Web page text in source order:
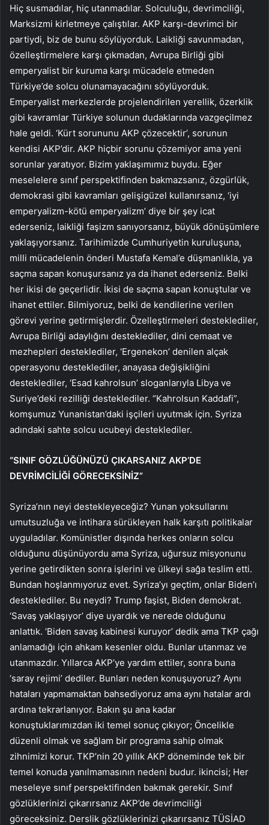
Hiç susmadılar, hiç utanmadılar. Solculuğu, devrimciliği,
Marksizmi kirletmeye çalıştılar. AKP karşı-devrimci bir
partiydi, biz de bunu söylüyorduk. Laikliği savunmadan,
özelleştirmelere karşı çıkmadan, Avrupa Birliği gibi
emperyalist bir kuruma karşı mücadele etmeden
Türkiye’de solcu olunamayacağını söylüyorduk.
Emperyalist merkezlerde projelendirilen yerellik, özerklik
gibi kavramlar Türkiye solunun dudaklarında vazgeçilmez
hale geldi. ‘Kürt sorununu AKP çözecektir’, sorunun
kendisi AKP’dir. AKP hiçbir sorunu çözemiyor ama yeni
sorunlar yaratıyor. Bizim yaklaşımımız buydu. Eğer
meselelere sınıf perspektifinden bakmazsanız, özgürlük,
demokrasi gibi kavramları gelişigüzel kullanırsanız, ‘iyi
emperyalizm-kötü emperyalizm’ diye bir şey icat
ederseniz, laikliği faşizm sanıyorsanız, büyük dönüşümlere
yaklaşıyorsanız. Tarihimizde Cumhuriyetin kuruluşuna,
milli mücadelenin önderi Mustafa Kemal’e düşmanlıkla, ya
saçma sapan konuşursanız ya da ihanet ederseniz. Belki
her ikisi de geçerlidir. İkisi de saçma sapan konuştular ve
ihanet ettiler. Bilmiyoruz, belki de kendilerine verilen
görevi yerine getirmişlerdir. Özelleştirmeleri desteklediler,
Avrupa Birliği adaylığını desteklediler, dini cemaat ve
mezhepleri desteklediler, ‘Ergenekon’ denilen alçak
operasyonu desteklediler, anayasa değişikliğini
desteklediler, ‘Esad kahrolsun’ sloganlarıyla Libya ve
Suriye’deki rezilliği desteklediler. “Kahrolsun Kaddafi”,
komşumuz Yunanistan’daki işçileri uyutmak için. Syriza
adındaki sahte solcu ucubeyi desteklediler.
“SINIF GÖZLÜĞÜNÜZÜ ÇIKARSANIZ AKP’DE
DEVRİMCİLİĞİ GÖRECEKSİNİZ”
Syriza’nın neyi destekleyeceğiz? Yunan yoksullarını
umutsuzluğa ve intihara sürükleyen halk karşıtı politikalar
uyguladılar. Komünistler dışında herkes onların solcu
olduğunu düşünüyordu ama Syriza, uğursuz misyonunu
yerine getirdikten sonra işlerini ve ülkeyi sağa teslim etti.
Bundan hoşlanmıyoruz evet. Syriza’yı geçtim, onlar Biden’ı
desteklediler. Bu neydi? Trump faşist, Biden demokrat.
‘Savaş yaklaşıyor’ diye uyardık ve nerede olduğunu
anlattık. ‘Biden savaş kabinesi kuruyor’ dedik ama TKP çağı
anlamadığı için ahkam kesenler oldu. Bunlar utanmaz ve
utanmazdır. Yıllarca AKP’ye yardım ettiler, sonra buna
‘saray rejimi’ dediler. Bunları neden konuşuyoruz? Aynı
hataları yapmamaktan bahsediyoruz ama aynı hatalar ardı
ardına tekrarlanıyor. Bakın şu ana kadar
konuştuklarımızdan iki temel sonuç çıkıyor; Öncelikle
düzenli olmak ve sağlam bir programa sahip olmak
zihnimizi korur. TKP’nin 20 yıllık AKP döneminde tek bir
temel konuda yanılmamasının nedeni budur. ikincisi; Her
meseleye sınıf perspektifinden bakmak gerekir. Sınıf
gözlüklerinizi çıkarırsanız AKP’de devrimciliği
göreceksiniz. Derslik gözlüklerinizi çıkarırsanız TÜSİAD